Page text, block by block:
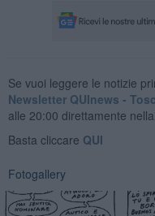
Se vuoi leggere le notizie
Newsletter QUInews -
alle 20:00 direttamente
Basta cliccare QUI
Fotogallery